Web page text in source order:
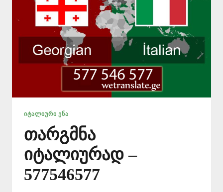
ᲘᲢᲐᲚᲘᲣᲠᲘ ᲔᲜᲐ
თარგმნა
იტალიურად –
577546577